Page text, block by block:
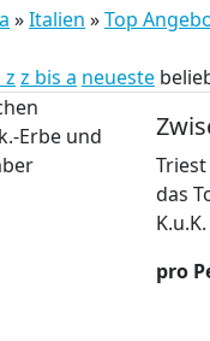
»Italien »Top
z z bis a neueste
das
pro